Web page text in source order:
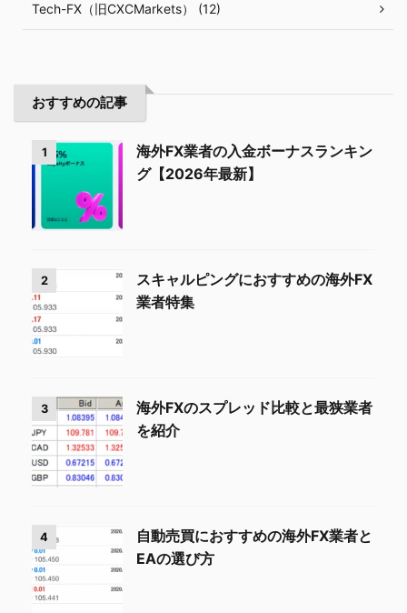
Tech-FX（旧CXCMarkets） (12)
おすすめの記事
1
海外FX業者の入金ボーナスランキン
グ【2026年最新】
2
スキャルピングにおすすめの海外FX
業者特集
3
海外FXのスプレッド比較と最狭業者
を紹介
4
自動売買におすすめの海外FX業者と
EAの選び方